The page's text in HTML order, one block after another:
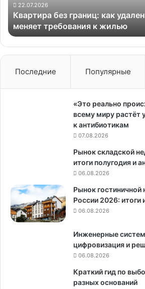
требования
жилью
22.07.2026
Квартира без границ: как
меняет требования к жилью
Последние Популярные
«Это реально
всему миру растёт
к антибиотикам
07.08.2026
Рынок складской
итоги полугодия и
06.08.2026
Рынок
России 2026: итоги
06.08.2026
Инженерные
цифровизация и
06.08.2026
Краткий гид по
разных оснований